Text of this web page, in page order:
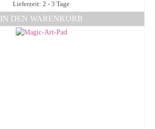
Lieferzeit: 2 - 3 Tage
IN DEN WARENKORB